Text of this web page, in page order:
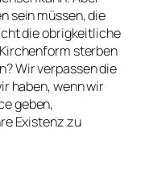
sein müssen, die
die obrigkeitliche
sterben
Wir verpassen die
haben, wenn wir
geben,
Existenz zu